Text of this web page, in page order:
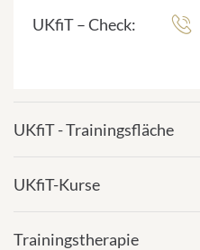
e
UKfiT – Check:
UKfiT - Trainingsfläche
UKfiT-Kurse
Trainingstherapie